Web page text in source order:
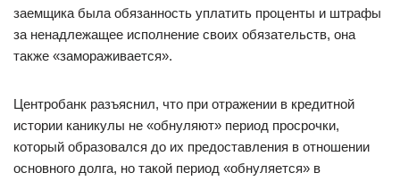
заемщика была обязанность уплатить проценты и штрафы
за ненадлежащее исполнение своих обязательств, она
также «замораживается».
Центробанк разъяснил, что при отражении в кредитной
истории каникулы не «обнуляют» период просрочки,
который образовался до их предоставления в отношении
основного долга, но такой период «обнуляется» в